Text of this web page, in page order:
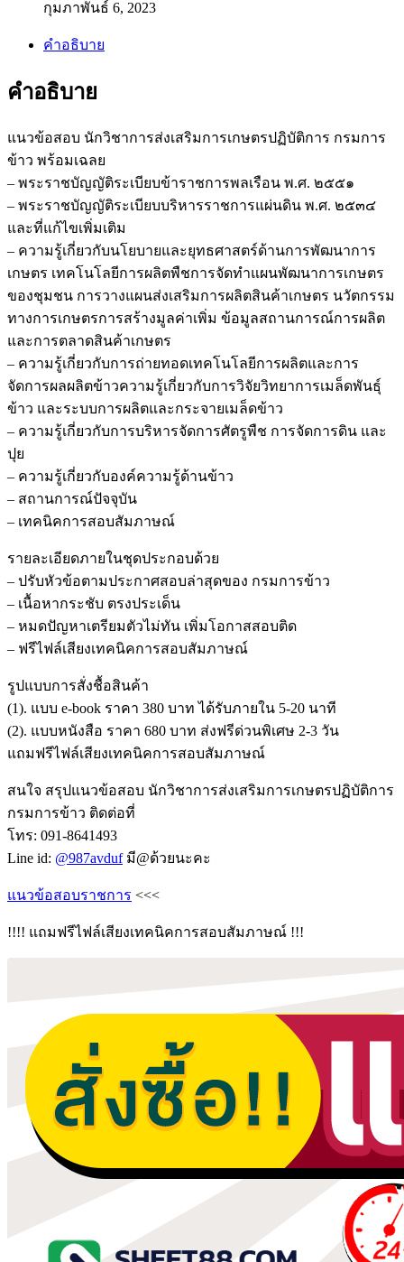
กุมภาพันธ์ 6, 2023
คำอธิบาย
คำอธิบาย
แนวข้อสอบ นักวิชาการส่งเสริมการเกษตรปฏิบัติการ กรมการ
ข้าว พร้อมเฉลย
– พระราชบัญญัติระเบียบข้าราชการพลเรือน พ.ศ. ๒๕๕๑
– พระราชบัญญัติระเบียบบริหารราชการแผ่นดิน พ.ศ. ๒๕๓๔
และที่แก้ไขเพิ่มเติม
– ความรู้เกี่ยวกับนโยบายและยุทธศาสตร์ด้านการพัฒนาการ
เกษตร เทคโนโลยีการผลิตพืชการจัดทำแผนพัฒนาการเกษตร
ของชุมชน การวางแผนส่งเสริมการผลิตสินค้าเกษตร นวัตกรรม
ทางการเกษตรการสร้างมูลค่าเพิ่ม ข้อมูลสถานการณ์การผลิต
และการตลาดสินค้าเกษตร
– ความรู้เกี่ยวกับการถ่ายทอดเทคโนโลยีการผลิตและการ
จัดการผลผลิตข้าวความรู้เกี่ยวกับการวิจัยวิทยาการเมล็ดพันธุ์
ข้าว และระบบการผลิตและกระจายเมล็ดข้าว
– ความรู้เกี่ยวกับการบริหารจัดการศัตรูพืช การจัดการดิน และ
ปุย
– ความรู้เกี่ยวกับองค์ความรู้ด้านข้าว
– สถานการณ์ปัจจุบัน
– เทคนิคการสอบสัมภาษณ์
รายละเอียดภายในชุดประกอบด้วย
– ปรับหัวข้อตามประกาศสอบล่าสุดของ กรมการข้าว
– เนื้อหากระชับ ตรงประเด็น
– หมดปัญหาเตรียมตัวไม่ทัน เพิ่มโอกาสสอบติด
– ฟรีไฟล์เสียงเทคนิคการสอบสัมภาษณ์
รูปแบบการสั่งชื้อสินค้า
(1). แบบ e-book ราคา 380 บาท ได้รับภายใน 5-20 นาที
(2). แบบหนังสือ ราคา 680 บาท ส่งฟรีด่วนพิเศษ 2-3 วัน
แถมฟรีไฟล์เสียงเทคนิคการสอบสัมภาษณ์
สนใจ สรุปแนวข้อสอบ นักวิชาการส่งเสริมการเกษตรปฏิบัติการ
กรมการข้าว ติดต่อที่
โทร: 091-8641493
Line id: @987avdufมี@ด้วยนะคะ
แนวข้อสอบราชการ <<<
!!!! แถมฟรีไฟล์เสียงเทคนิคการสอบสัมภาษณ์ !!!